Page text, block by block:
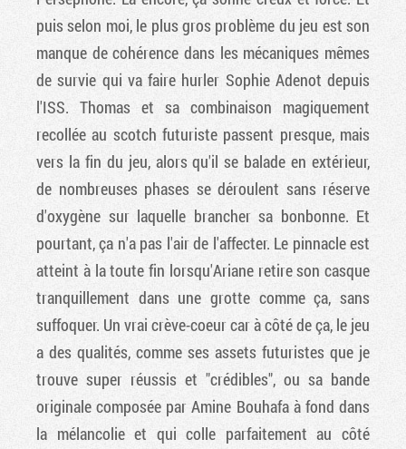
puis selon moi, le plus gros problème du jeu est son
manque de cohérence dans les mécaniques mêmes
de survie qui va faire hurler Sophie Adenot depuis
l'ISS. Thomas et sa combinaison magiquement
recollée au scotch futuriste passent presque, mais
vers la fin du jeu, alors qu'il se balade en extérieur,
de nombreuses phases se déroulent sans réserve
d'oxygène sur laquelle brancher sa bonbonne. Et
pourtant, ça n'a pas l'air de l'affecter. Le pinnacle est
atteint à la toute fin lorsqu'Ariane retire son casque
tranquillement dans une grotte comme ça, sans
suffoquer. Un vrai crève-coeur car à côté de ça, le jeu
a des qualités, comme ses assets futuristes que je
trouve super réussis et "crédibles", ou sa bande
originale composée par Amine Bouhafa à fond dans
la mélancolie et qui colle parfaitement au côté